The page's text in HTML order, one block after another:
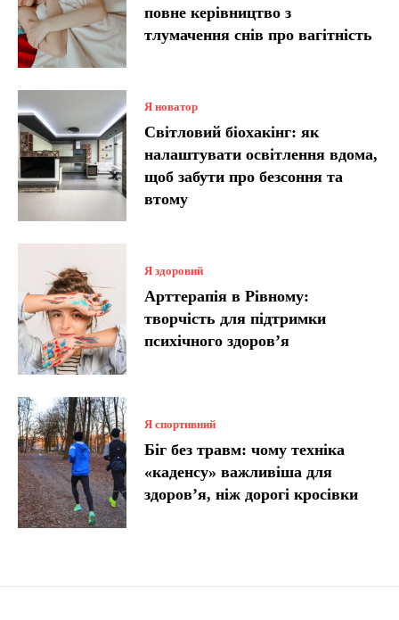
повне керівництво з
тлумачення снів про вагітність
Я новатор
Світловий біохакінг: як
налаштувати освітлення вдома,
щоб забути про безсоння та
втому
Я здоровий
Арттерапія в Рівному:
творчість для підтримки
психічного здоров’я
Я спортивний
Біг без травм: чому техніка
«каденсу» важливіша для
здоров’я, ніж дорогі кросівки